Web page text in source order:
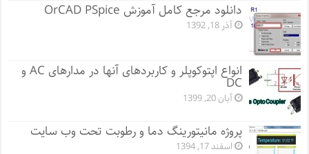
دانلود مرجع کامل آموزش OrCAD PSpice
آذر 18, 1392
انواع اپتوکوپلر و کاربردهای آنها در مدارهای AC و
DC
آبان 20, 1399
پروژه مانيتورينگ دما و رطوبت تحت وب سایت
اسفند 17, 1394